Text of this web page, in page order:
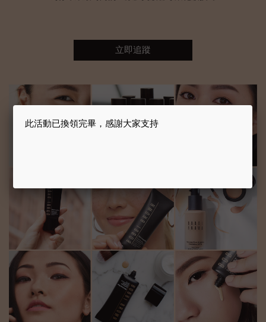
立即追蹤
此活動已換領完畢，感謝大家支持